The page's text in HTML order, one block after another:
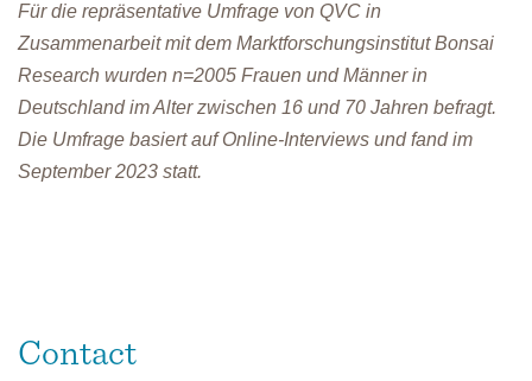
Für die repräsentative Umfrage von QVC in
Zusammenarbeit mit dem Marktforschungsinstitut Bonsai
Research wurden n=2005 Frauen und Männer in
Deutschland im Alter zwischen 16 und 70 Jahren befragt.
Die Umfrage basiert auf Online-Interviews und fand im
September 2023 statt.
Contact